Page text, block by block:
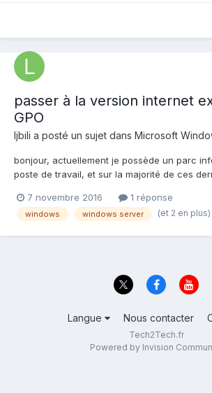
passer à la version internet
GPO
ljbili a posté un sujet dans Microsoft
bonjour, actuellement je possède un parc
poste de travail, et sur la majorité de ces
Windows 7 entreprise 64bits et aussi 32 bits
comment puis-je faire la m...
7 novembre 2016 1 réponse
windows windows server (et 2 en plus)
Langue Nous contacter
Tech2Tech.fr
Powered by Invision